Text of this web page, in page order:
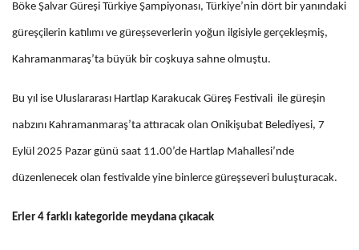
Böke Şalvar Güreşi Türkiye Şampiyonası, Türkiye’nin dört bir yanındaki
güreşçilerin katılımı ve güreşseverlerin yoğun ilgisiyle gerçekleşmiş,
Kahramanmaraş’ta büyük bir coşkuya sahne olmuştu.
Bu yıl ise Uluslararası Hartlap Karakucak Güreş Festivali ile güreşin
nabzını Kahramanmaraş’ta attıracak olan Onikişubat Belediyesi, 7
Eylül 2025 Pazar günü saat 11.00’de Hartlap Mahallesi’nde
düzenlenecek olan festivalde yine binlerce güreşseveri buluşturacak.
Erler 4 farklı kategoride meydana çıkacak